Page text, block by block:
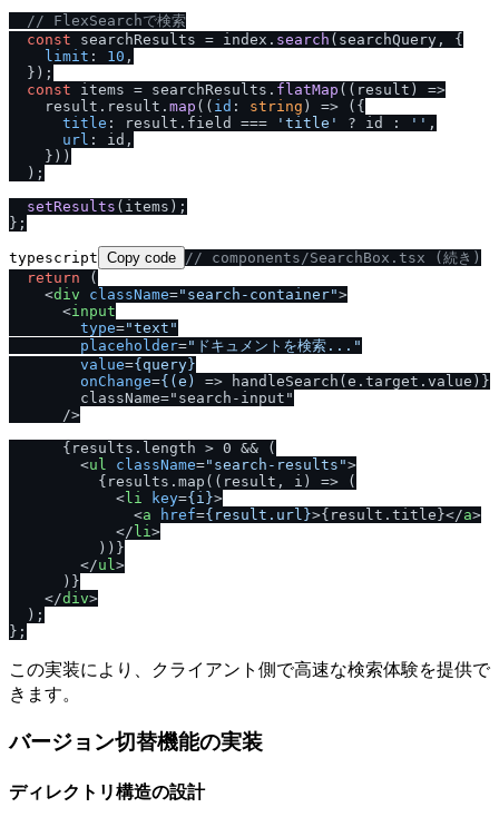
// FlexSearchで検索
const searchResults = index. search (searchQuery, {
limit : 10 ,
  });
const items = searchResults. flatMap ( ( result ) =>
    result.
result . map ( ( id : string ) => ({
title : result. field === 'title' ? id : '' ,
url : id,
    }))
  );
setResults (items);
typescript Copy code // components/SearchBox.tsx (続き)
return (
<div className="search-container">
<input
type="text"
placeholder="ドキュメントを検索..."
value={query}
onChange={(e) => handleSearch(e.target.value)}
        className="search-input"
/>
      {results.length > 0 && (
<ul className="search-results">
          {results.map((result, i) => (
<li key={i}>
<a href={result.url}>{result.title}</a>
</ li>
          ))}
</ul>
      )}
</div>
  );
この実装により、クライアント側で高速な検索体験を提供で
きます。
バージョン切替機能の実装
ディレクトリ構造の設計